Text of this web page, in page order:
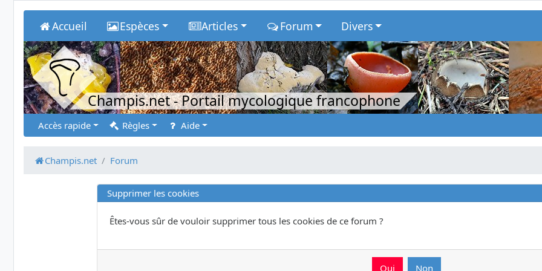
Accueil Espèces Articles Forum Divers
Champis.net- Portail mycologique francophone
Accès rapide Règles Aide
Champis.net Forum
Supprimer les cookies
Êtes-vous sûr de vouloir supprimer tous les cookies de ce forum ?